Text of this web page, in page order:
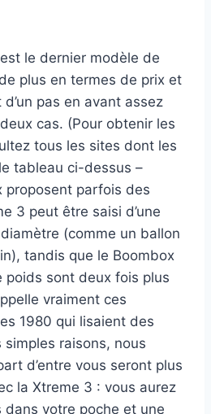
le dernier modèle de
plus en termes de prix et
d’un pas en avant assez
cas. (Pour obtenir les
tous les sites dont les
tableau ci-dessus –
proposent parfois des
3 peut être saisi d’une
(comme un ballon
tandis que le Boombox
poids sont deux fois plus
vraiment ces
1980 qui lisaient des
raisons, nous
d’entre vous seront plus
la Xtreme 3 : vous aurez
votre poche et une